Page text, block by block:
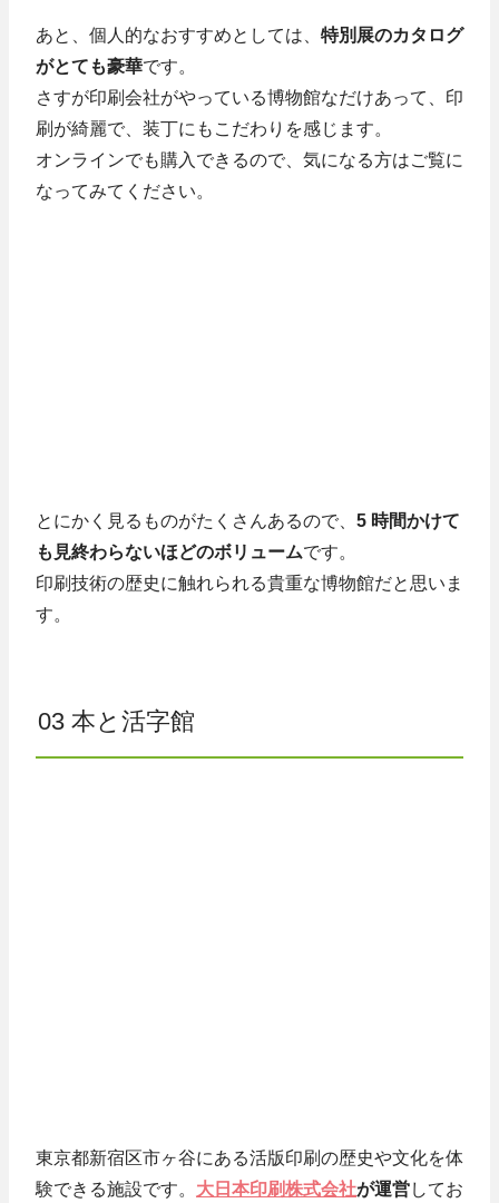
あと、個人的なおすすめとしては、 特別展のカタログ
がとても豪華です。
さすが印刷会社がやっている博物館なだけあって、印
刷が綺麗で、装丁にもこだわりを感じます。
オンラインでも購入できるので、気になる方はご覧に
なってみてください。
とにかく見るものがたくさんあるので、 5 時間かけて
も見終わらないほどのボリュームです。
印刷技術の歴史に触れられる貴重な博物館だと思いま
す。
03 本と活字館
東京都新宿区市ヶ谷にある活版印刷の歴史や文化を体
験できる施設です。 大日本印刷株式会社が運営してお